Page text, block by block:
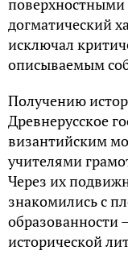
поверхностными
догматический
исключал
описываемым
Получению
Древнерусское
византийским
учителями
Через их
знакомились с
образованности
исторической